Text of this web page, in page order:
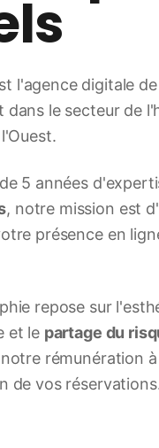
l'agence digitale
dans le secteur de
5 années
, notre mission est
présence en
repose sur
et le partage du
rémunération
de vos